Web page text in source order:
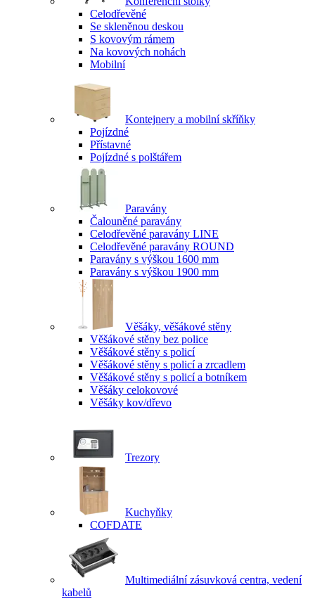
Celodřevěné
Se skleněnou deskou
S kovovým rámem
Na kovových nohách
Mobilní
Kontejnery a mobilní skříňky
Pojízdné
Přístavné
Pojízdné s polštářem
Paravány
Čalouněné paravány
Celodřevěné paravány LINE
Celodřevěné paravány ROUND
Paravány s výškou 1600 mm
Paravány s výškou 1900 mm
Věšáky, věšákové stěny
Věšákové stěny bez police
Věšákové stěny s policí
Věšákové stěny s policí a zrcadlem
Věšákové stěny s policí a botníkem
Věšáky celokovové
Věšáky kov/dřevo
Trezory
Kuchyňky
COFDATE
Multimediální zásuvková centra, vedení
kabelů